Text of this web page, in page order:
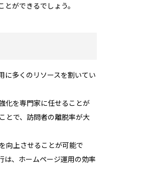
ができるでしょう。
に多くのリソースを割いてい
化を専門家に任せることが
とで、訪問者の離脱率が大
向上させることが可能で
は、ホームページ運用の効率